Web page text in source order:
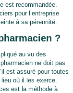
est recommandée.
pour l’entreprise
à sa pérennité.
?
au vu des
ne doit pas
est assuré pour toutes
où il les exerce.
est la méthode à